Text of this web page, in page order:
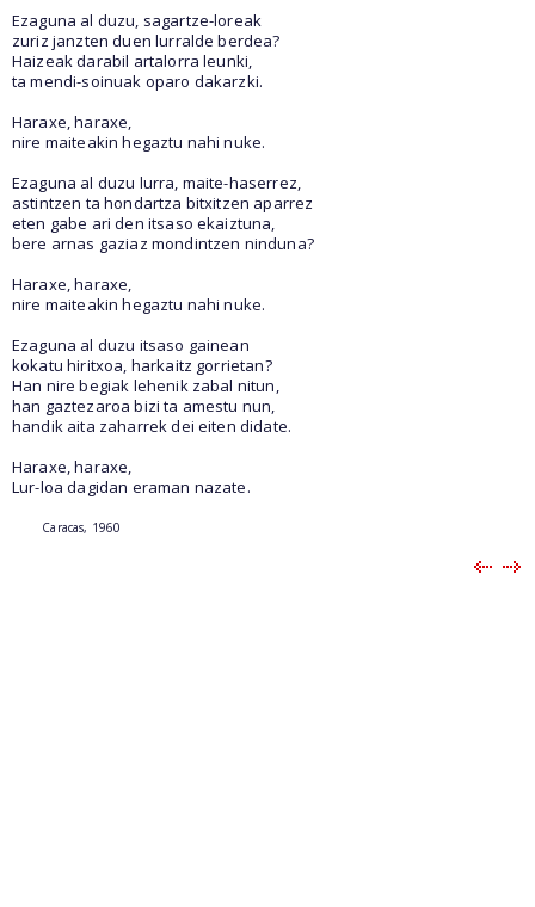
Ezaguna al duzu, sagartze-loreak
zuriz janzten duen lurralde berdea?
Haizeak darabil artalorra leunki,
ta mendi-soinuak oparo dakarzki.
Haraxe, haraxe,
nire maiteakin hegaztu nahi nuke.
Ezaguna al duzu lurra, maite-haserrez,
astintzen ta hondartza bitxitzen aparrez
eten gabe ari den itsaso ekaiztuna,
bere arnas gaziaz mondintzen ninduna?
Haraxe, haraxe,
nire maiteakin hegaztu nahi nuke.
Ezaguna al duzu itsaso gainean
kokatu hiritxoa, harkaitz gorrietan?
Han nire begiak lehenik zabal nitun,
han gaztezaroa bizi ta amestu nun,
handik aita zaharrek dei eiten didate.
Haraxe, haraxe,
Lur-loa dagidan eraman nazate.
Caracas, 1960